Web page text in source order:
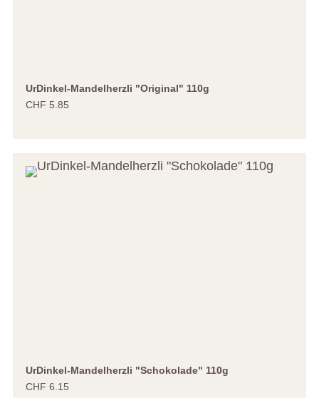
UrDinkel-Mandelherzli "Original" 110g
CHF 5.85
UrDinkel-Mandelherzli "Schokolade" 110g
CHF 6.15